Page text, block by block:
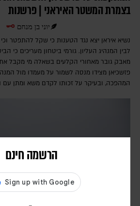
הרשמה חינם
בצמרת המשטר האיראני | פרשנות
יוני בן מנחם
נשיא איראן יצא נגד הטענות כי שקל להתפטר וכי
לבין המנהיג העליון. גורמי ביטחון מעריכים כי
מאבק גובר מאחורי הקלעים בשאלה מי מקבל
פזשכיאן מצידו מנסה לשמור על מעמדו מול
המהפכה, ובעיקר על זכותו לקדם משא ומתן עם